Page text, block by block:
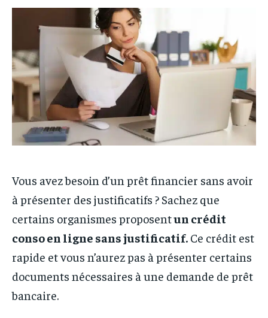
Vous avez besoin d’un prêt financier sans avoir
à présenter des justificatifs ? Sachez que
certains organismes proposentun crédit
conso en ligne sans justificatif. Ce crédit est
rapide et vous n’aurez pas à présenter certains
documents nécessaires à une demande de prêt
bancaire.